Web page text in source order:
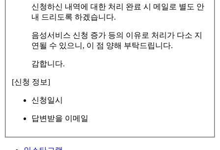
신청하신 내역에 대한 처리 완료 시 메일로 별도 안
내 드리도록 하겠습니다.
음성서비스 신청 증가 등의 이유로 처리가 다소 지
연될 수 있으니, 이 점 양해 부탁드립니다.
감합니다.
[신청 정보]
신청일시
답변받을 이메일